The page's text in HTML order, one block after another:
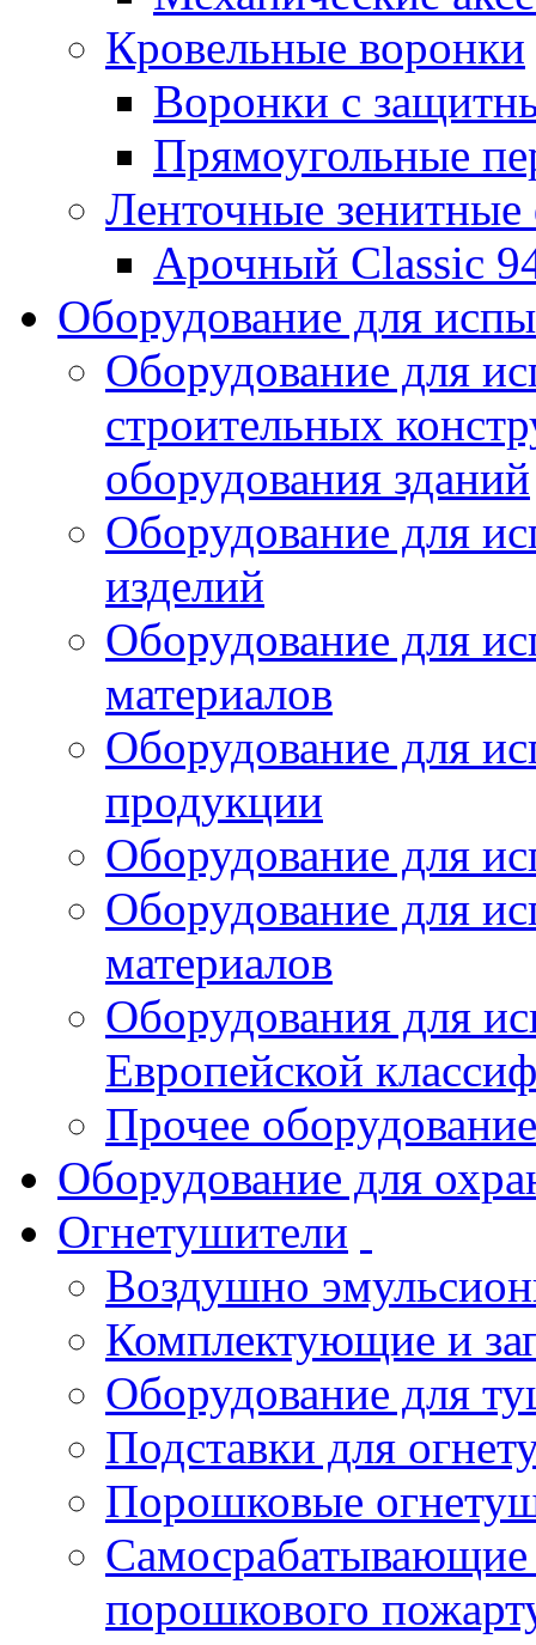
Кровельные воронки
Воронки с
Прямоугольные
Ленточные
Арочный Classic
Оборудование для
Оборудование для
строительных
оборудования зданий
Оборудование для
изделий
Оборудование для
материалов
Оборудование для
продукции
Оборудование для
Оборудование для
материалов
Оборудования для
Европейской
Прочее оборудование
Оборудование для
Огнетушители
Воздушно
Комплектующие и
Оборудование для
Подставки для
Порошковые
порошкового